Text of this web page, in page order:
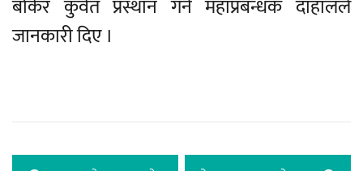
बोकेर कुवेत प्रस्थान गर्ने महाप्रबन्धक दाहालले
जानकारी दिए ।